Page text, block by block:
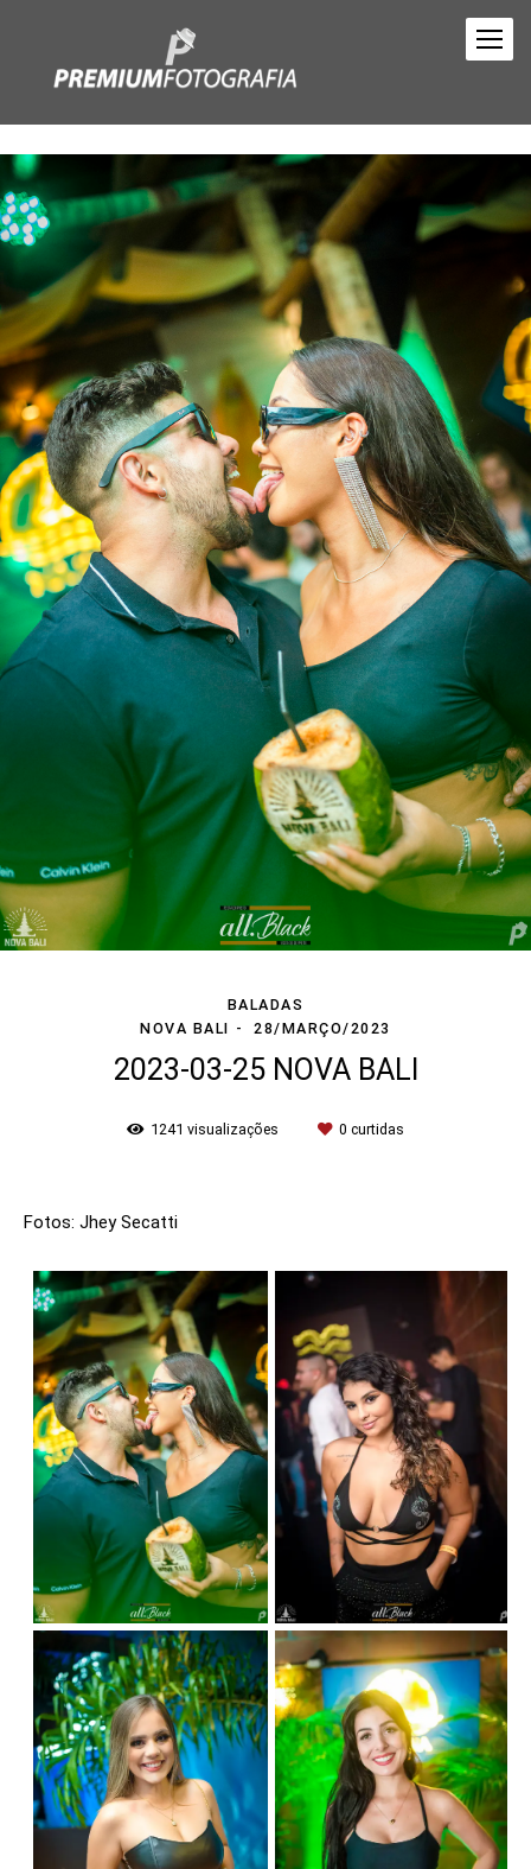
BALADAS
NOVA BALI
28/MARÇO/2023
2023-03-25 NOVA BALI
1241 visualizações 0 curtidas
Fotos: Jhey Secatti